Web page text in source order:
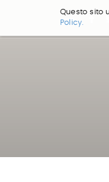
Questo sito
Policy.